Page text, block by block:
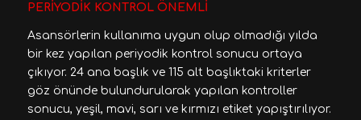
PERİYODİK KONTROL ÖNEMLİ
Asansörlerin kullanıma uygun olup olmadığı yılda
bir kez yapılan periyodik kontrol sonucu ortaya
çıkıyor. 24 ana başlık ve 115 alt başlıktaki kriterler
göz önünde bulundurularak yapılan kontroller
sonucu, yeşil, mavi, sarı ve kırmızı etiket yapıştırılıyor.